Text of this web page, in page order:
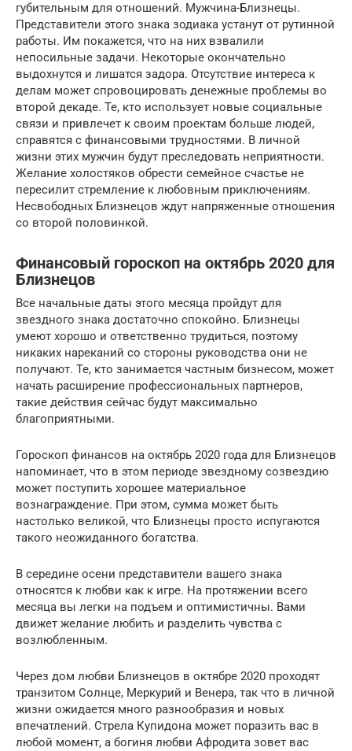
губительным для отношений. Мужчина-Близнецы.
Представители этого знака зодиака устанут от рутинной
работы. Им покажется, что на них взвалили
непосильные задачи. Некоторые окончательно
выдохнутся и лишатся задора. Отсутствие интереса к
делам может спровоцировать денежные проблемы во
второй декаде. Те, кто использует новые социальные
связи и привлечет к своим проектам больше людей,
справятся с финансовыми трудностями. В личной
жизни этих мужчин будут преследовать неприятности.
Желание холостяков обрести семейное счастье не
пересилит стремление к любовным приключениям.
Несвободных Близнецов ждут напряженные отношения
со второй половинкой.
Финансовый гороскоп на октябрь 2020 для
Близнецов
Все начальные даты этого месяца пройдут для
звездного знака достаточно спокойно. Близнецы
умеют хорошо и ответственно трудиться, поэтому
никаких нареканий со стороны руководства они не
получают. Те, кто занимается частным бизнесом, может
начать расширение профессиональных партнеров,
такие действия сейчас будут максимально
благоприятными.
Гороскоп финансов на октябрь 2020 года для Близнецов
напоминает, что в этом периоде звездному созвездию
может поступить хорошее материальное
вознаграждение. При этом, сумма может быть
настолько великой, что Близнецы просто испугаются
такого неожиданного богатства.
В середине осени представители вашего знака
относятся к любви как к игре. На протяжении всего
месяца вы легки на подъем и оптимистичны. Вами
движет желание любить и разделить чувства с
возлюбленным.
Через дом любви Близнецов в октябре 2020 проходят
транзитом Солнце, Меркурий и Венера, так что в личной
жизни ожидается много разнообразия и новых
впечатлений. Стрела Купидона может поразить вас в
любой момент, а богиня любви Афродита зовет вас